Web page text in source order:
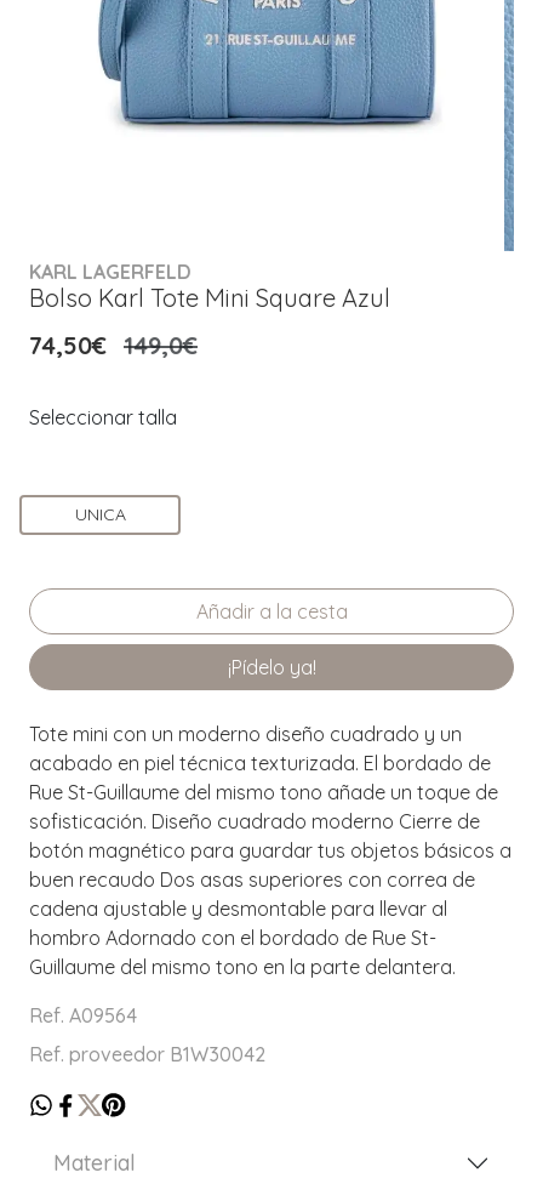
KARL LAGERFELD
Bolso Karl Tote Mini Square Azul
74,50€ 149,0€
Seleccionar talla
UNICA
¡Pídelo ya!
Tote mini con un moderno diseño cuadrado y un
acabado en piel técnica texturizada. El bordado de
Rue St-Guillaume del mismo tono añade un toque de
sofisticación. Diseño cuadrado moderno Cierre de
botón magnético para guardar tus objetos básicos a
buen recaudo Dos asas superiores con correa de
cadena ajustable y desmontable para llevar al
hombro Adornado con el bordado de Rue St-
Guillaume del mismo tono en la parte delantera.
Ref. A09564
Ref. proveedor B1W30042
Material